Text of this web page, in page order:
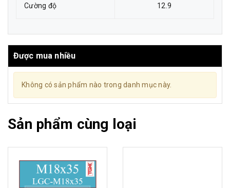
Cường độ 12.9
Được mua nhiều
Không có sản phẩm nào trong danh mục này.
Sản phẩm cùng loại